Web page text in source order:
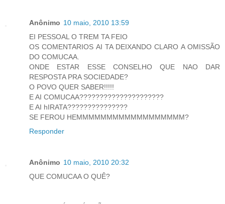
Anônimo 10 maio, 2010 13:59
EI PESSOAL O TREM TA FEIO
OS COMENTARIOS AI TA DEIXANDO CLARO A OMISSÃO
DO COMUCAA.
ONDE ESTAR ESSE CONSELHO QUE NAO DAR
RESPOSTA PRA SOCIEDADE?
O POVO QUER SABER!!!!!
E AI COMUCAA?????????????????????
E AI hIRATA???????????????
SE FEROU HEMMMMMMMMMMMMMMMMMM?
Responder
Anônimo 10 maio, 2010 20:32
QUE COMUCAA O QUÊ?